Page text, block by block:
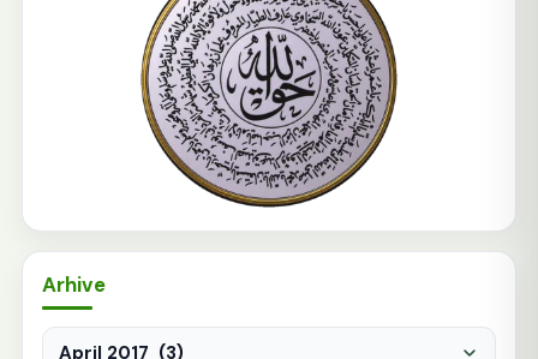
Arhive
Arhive